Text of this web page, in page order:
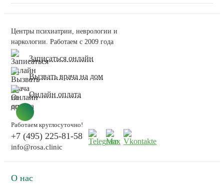
Центры психиатрии, неврологии и
наркологии. Работаем с 2009 года
Записаться онлайн
Вызвать врача на дом
Онлайн оплата
Работаем круглосуточно!
+7 (495) 225-81-58
info@rosa.clinic
О нас